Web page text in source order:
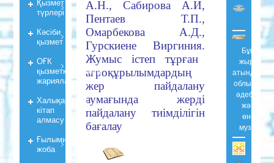
А.Н., Сабирова A.И,
Пентаев Т.П.,
Омарбекова А.Д.,
Гурскиене Виргиния.
Жумыс icтеп тұрған
агроқұрылымдардың
жер пайдалану
аумағында жерді
пайдалану тиімділігін
бағалау
Бұқар
жырау
атындағы
облыстық
әдебиет
және
өнер
музейі
түрлері
Кәсіби
қызмет
ОҒК
қызметкерлерiнiң
жарияланымдары
Халықаралық
кітап
алмасу
Ғылыми
жоба